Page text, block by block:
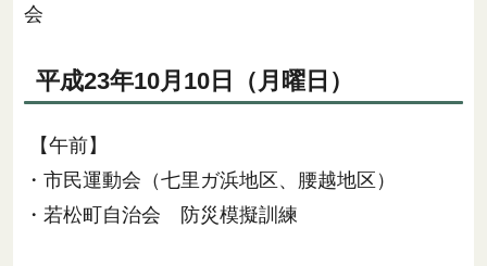
会
平成23年10月10日（月曜日）
【午前】
・市民運動会（七里ガ浜地区、腰越地区）
・若松町自治会 防災模擬訓練